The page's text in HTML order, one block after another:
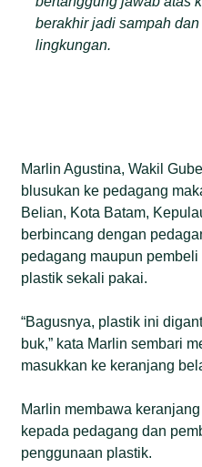
berakhir jadi sampah
lingkungan.
Marlin Agustina, Wakil
blusukan ke pedagang
Belian, Kota Batam,
berbincang dengan
pedagang maupun
plastik sekali pakai.
“Bagusnya, plastik ini
buk,” kata Marlin sembari
masukkan ke keranjang
Marlin membawa
kepada pedagang dan
penggunaan plastik.